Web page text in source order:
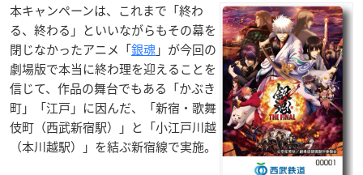
本キャンペーンは、これまで「終わ
る、終わる」といいながらもその幕を
閉じなかったアニメ「銀魂」が今回の
劇場版で本当に終わ理を迎えることを
信じて、作品の舞台でもある「かぶき
町」「江戸」に因んだ、「新宿・歌舞
伎町（西武新宿駅）」と「小江戸川越
（本川越駅）」を結ぶ新宿線で実施。